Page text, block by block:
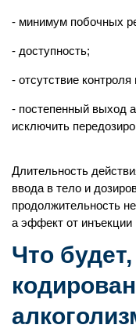
минимум побочных
доступность;
отсутствие
постепенный выход
исключить
Длительность
ввода в тело и
продолжительность
а эффект от инъекции
Что